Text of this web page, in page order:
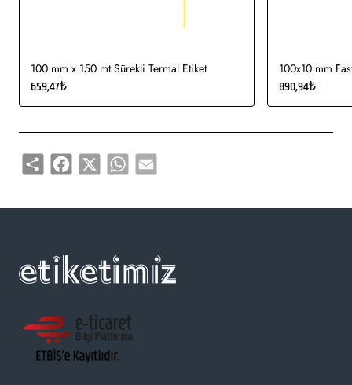
100 mm x 150 mt Sürekli Termal Etiket
659,47₺
100x10 mm
890,94₺
Share Facebook
X WhatsApp
Email